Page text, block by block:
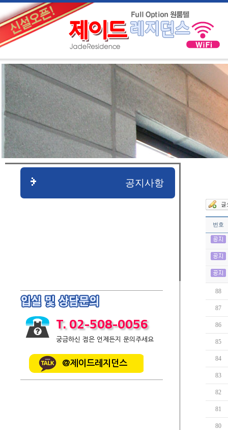
공지사항
T. 02-508-0056
궁금하신 점은 언제든지 문의주세요
@제이드레지던스
번호
88
87
86
85
84
83
82
81
80